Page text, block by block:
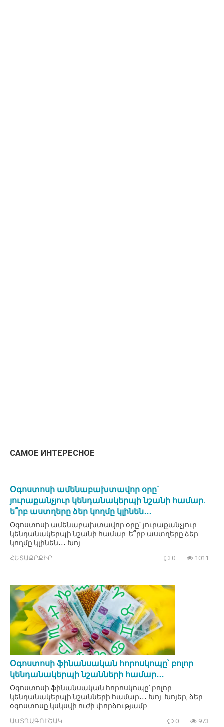
САМОЕ ИНТЕРЕСНОЕ
Օգոստոսի ամենաբախտավոր օրը`
յուրաքանչյուր կենդանակերպի նշանի համար.
ե՞րբ աստղերը ձեր կողմը կլինեն․․․
Օգոստոսի ամենաբախտավոր օրը` յուրաքանչյուր
կենդանակերպի նշանի համար. ե՞րբ աստղերը ձեր
կողմը կլինեն․․․ Խոյ —
ՀԵՏԱՔՐՔԻՐ 0 1011
Օգոստոսի ֆինանսական հորոսկոպը՝ բոլոր
կենդանակերպի նշանների համար․․․
Օգոստոսի ֆինանսական հորոսկոպը՝ բոլոր
կենդանակերպի նշանների համար․․․ Խոյ. Խոյեր, ձեր
օգոստոսը կսկսվի ուժի փորձությամբ:
ԱՍՏՂԱԳՈՒՇԱԿ 0 973